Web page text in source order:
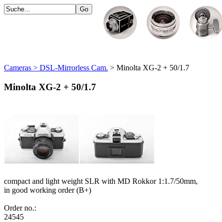
Cameras > DSL-Mirrorless Cam. > Minolta XG-2 + 50/1.7
Minolta XG-2 + 50/1.7
compact and light weight SLR with MD Rokkor 1:1.7/50mm,
in good working order (B+)
Order no.:
24545